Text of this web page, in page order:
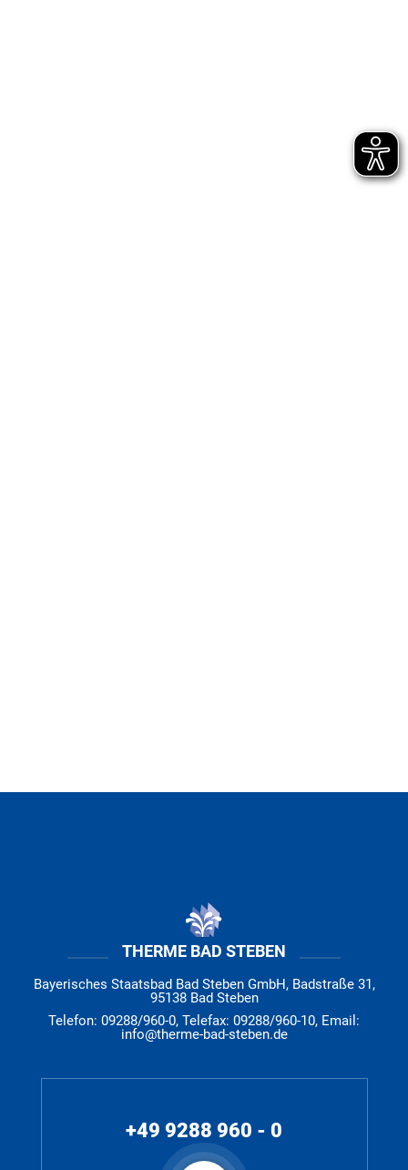
THERME BAD STEBEN
Bayerisches Staatsbad Bad Steben GmbH, Badstraße 31,
95138 Bad Steben
Telefon: 09288/960-0, Telefax: 09288/960-10, Email:
info@therme-bad-steben.de
+49 9288 960 - 0